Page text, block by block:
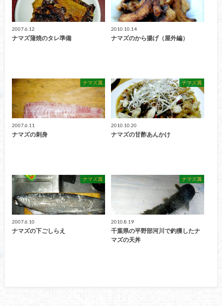
2007.6.12
ナマズ蒲焼のタレ準備
2010.10.14
ナマズのから揚げ（屋外編）
ナマズ属
2007.6.11
ナマズの刺身
ナマズ属
2010.10.20
ナマズの甘酢あんかけ
ナマズ属
2007.6.10
ナマズの下ごしらえ
ナマズ属
2010.8.19
千葉県の平野部河川で釣獲したナ
マズの天丼